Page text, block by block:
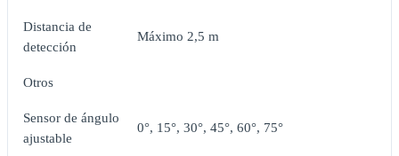
Distancia de
detección
Máximo 2,5 m
Otros
Sensor de ángulo
ajustable
0°, 15°, 30°, 45°, 60°, 75°